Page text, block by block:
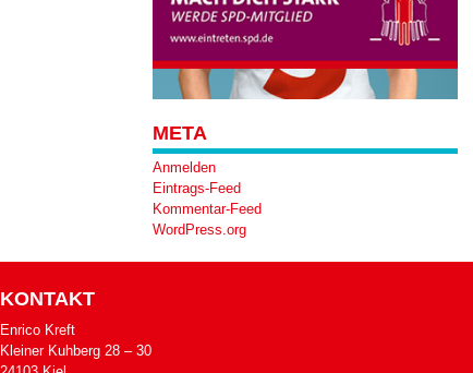
META
Anmelden
Eintrags-Feed
Kommentar-Feed
WordPress.org
KONTAKT
Enrico Kreft
Klei­ner Kuh­berg 28 – 30